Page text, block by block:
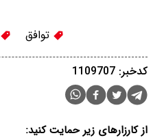
توافق
کدخبر: 1109707
از کارزارهای زیر حمایت کنید: